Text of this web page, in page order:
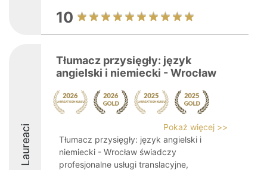
10
Laureaci
Tłumacz przysięgły: język
angielski i niemiecki - Wrocław
Pokaż więcej >>
Tłumacz przysięgły: język angielski i
niemiecki - Wrocław świadczy
profesjonalne usługi translacyjne,